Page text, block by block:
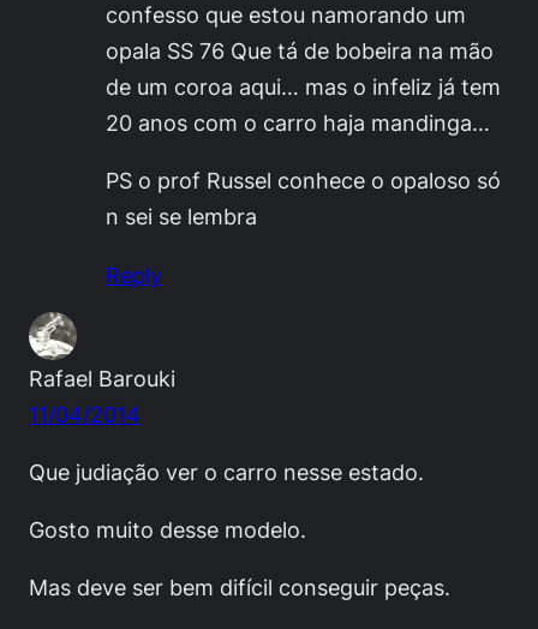
confesso que estou namorando um
opala SS 76 Que tá de bobeira na mão
de um coroa aqui… mas o infeliz já tem
20 anos com o carro haja mandinga…
PS o prof Russel conhece o opaloso só
n sei se lembra
Reply
Rafael Barouki
11/04/2014
Que judiação ver o carro nesse estado.
Gosto muito desse modelo.
Mas deve ser bem difícil conseguir peças.